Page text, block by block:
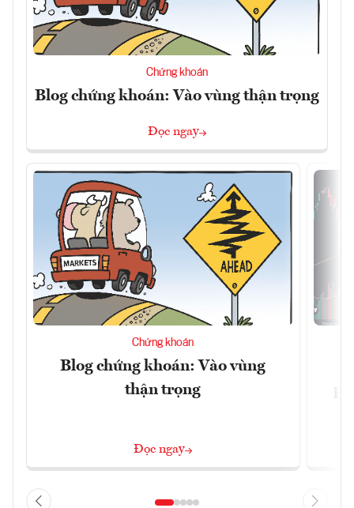
Chứng khoán
Blog chứng khoán: Vào vùng thận trọng
Đọc ngay
Chứng khoán
Blog chứng khoán: Vào vùng
thận trọng
Đọc ngay